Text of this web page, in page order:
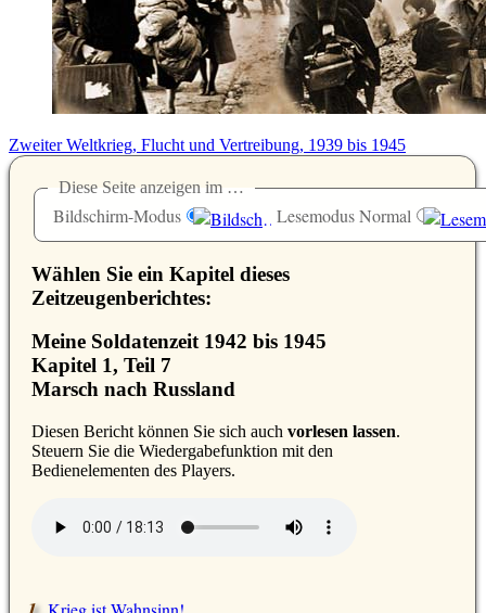
Zweiter Weltkrieg, Flucht und Vertreibung, 1939 bis 1945
Diese Seite anzeigen im …
Bildschirm-Modus Lesemodus Normal
Wählen Sie ein Kapitel dieses
Zeitzeugenberichtes:
Meine Soldatenzeit 1942 bis 1945
Kapitel 1, Teil 7
Marsch nach Russland
Diesen Bericht können Sie sich auch vorlesen lassen.
Steuern Sie die Wiedergabefunktion mit den
Bedienelementen des Players.